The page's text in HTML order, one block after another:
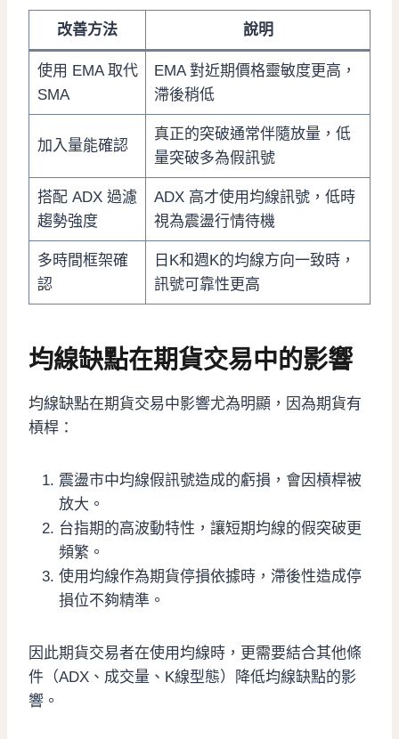
改善方法 說明
使用 EMA 取代
SMA
EMA 對近期價格靈敏度更高，
滯後稍低
加入量能確認
真正的突破通常伴隨放量，低
量突破多為假訊號
搭配 ADX 過濾
趨勢強度
ADX 高才使用均線訊號，低時
視為震盪行情待機
多時間框架確
認
日K和週K的均線方向一致時，
訊號可靠性更高
均線缺點在期貨交易中的影響
均線缺點在期貨交易中影響尤為明顯，因為期貨有
槓桿：
震盪市中均線假訊號造成的虧損，會因槓桿被
放大。
台指期的高波動特性，讓短期均線的假突破更
頻繁。
使用均線作為期貨停損依據時，滯後性造成停
損位不夠精準。
因此期貨交易者在使用均線時，更需要結合其他條
件（ADX、成交量、K線型態）降低均線缺點的影
響。